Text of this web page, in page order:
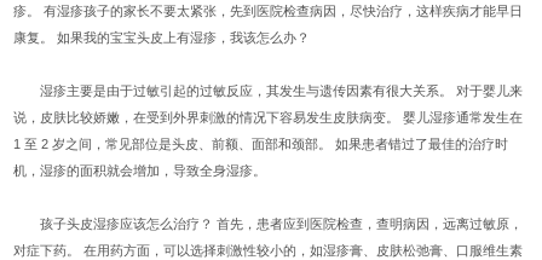
疹。 有湿疹孩子的家长不要太紧张，先到医院检查病因，尽快治疗，这样疾病才能早日
康复。 如果我的宝宝头皮上有湿疹，我该怎么办？
湿疹主要是由于过敏引起的过敏反应，其发生与遗传因素有很大关系。 对于婴儿来
说，皮肤比较娇嫩，在受到外界刺激的情况下容易发生皮肤病变。 婴儿湿疹通常发生在
1 至 2 岁之间，常见部位是头皮、前额、面部和颈部。 如果患者错过了最佳的治疗时
机，湿疹的面积就会增加，导致全身湿疹。
孩子头皮湿疹应该怎么治疗？ 首先，患者应到医院检查，查明病因，远离过敏原，
对症下药。 在用药方面，可以选择刺激性较小的，如湿疹膏、皮肤松弛膏、口服维生素